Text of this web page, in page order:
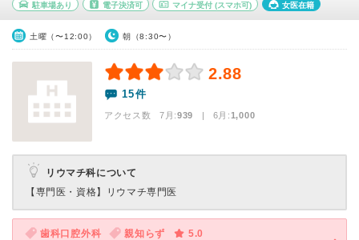
駐車場あり 電子決済可 マイナ受付 (スマホ可) 女医在籍
土曜（〜12:00） 朝（8:30〜）
2.88
15件
アクセス数 7月:939 | 6月:1,000
リウマチ科について
【専門医・資格】
リウマチ専門医
歯科口腔外科 親知らず
5.0